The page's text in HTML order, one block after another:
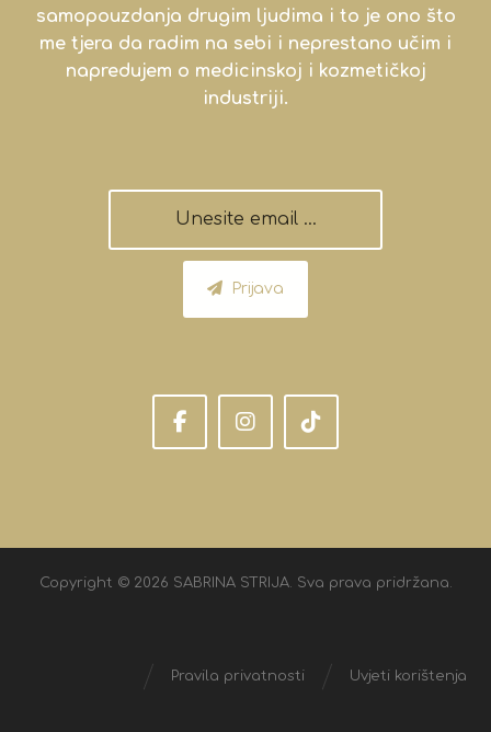
samopouzdanja drugim ljudima i to je ono što
me tjera da radim na sebi i neprestano učim i
napredujem o medicinskoj i kozmetičkoj
industriji.
Prijava
Copyright © 2026 SABRINA STRIJA. Sva prava pridržana.
Uvjeti korištenja
Pravila privatnosti